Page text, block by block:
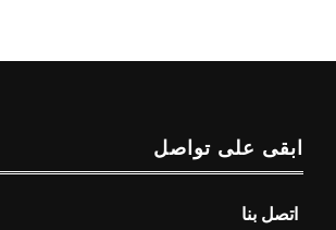
ابقى على تواصل
اتصل بنا